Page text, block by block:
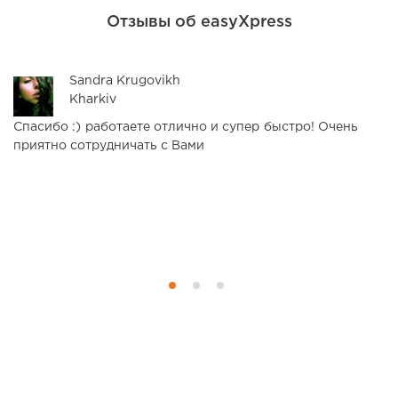
Отзывы об easyXpress
Sandra Krugovikh
Kharkiv
Спасибо :) работаете отлично и супер быстро! Очень
приятно сотрудничать с Вами